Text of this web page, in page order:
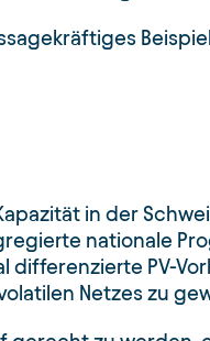
in der
nationale
differenzierte PV-
Netzes zu